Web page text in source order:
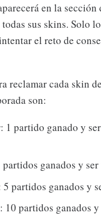
en la sección
sus skins. Solo
el reto de
reclamar cada skin
son:
1 partido ganado y
ganados y
partidos ganados y
10 partidos ganados